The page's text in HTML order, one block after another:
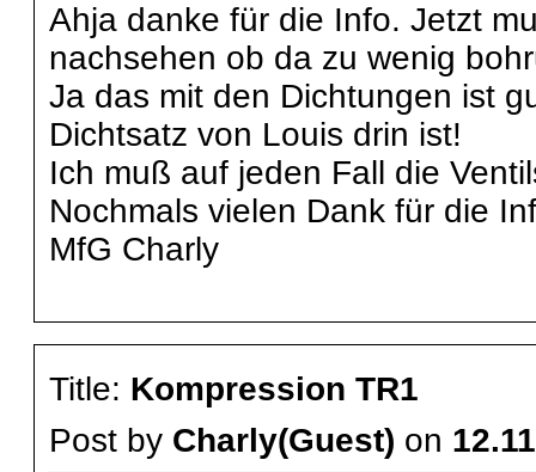
Ahja danke für die Info. Jetzt
nachsehen ob da zu wenig
Ja das mit den Dichtungen ist
Dichtsatz von Louis drin ist!
Ich muß auf jeden Fall die
Nochmals vielen Dank für die
MfG Charly
Title: Kompression TR1
Post by Charly(Guest) on